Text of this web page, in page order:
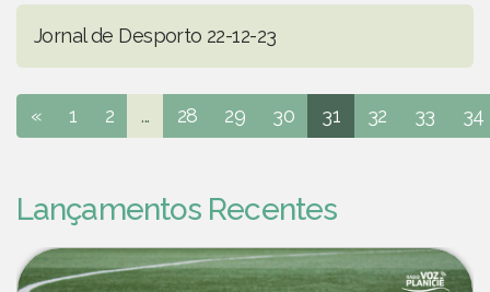
Jornal de Desporto 22-12-23
« 1 2 ... 28 29 30 31 32 33 34
Lançamentos Recentes